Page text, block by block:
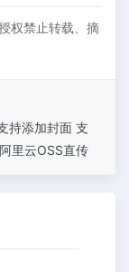
权禁止转载、摘
持添加封面 支
里云OSS直传